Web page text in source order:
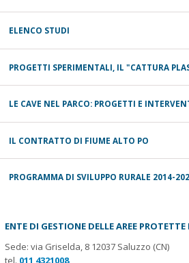
ELENCO STUDI
PROGETTI SPERIMENTALI, IL "CATTURA
LE CAVE NEL PARCO: PROGETTI E
IL CONTRATTO DI FIUME ALTO PO
PROGRAMMA DI SVILUPPO RURALE 2014-
ENTE DI GESTIONE DELLE AREE
Sede: via Griselda, 8 12037 Saluzzo (CN)
tel. 011 4321008